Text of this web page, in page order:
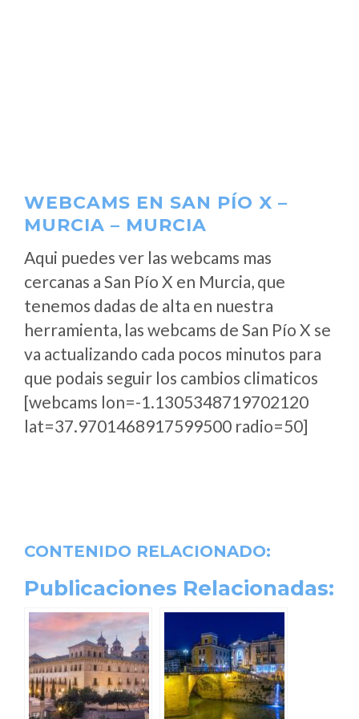
WEBCAMS EN SAN PÍO X –
MURCIA – MURCIA
Aqui puedes ver las webcams mas
cercanas a San Pío X en Murcia, que
tenemos dadas de alta en nuestra
herramienta, las webcams de San Pío X se
va actualizando cada pocos minutos para
que podais seguir los cambios climaticos
[webcams lon=-1.1305348719702120
lat=37.9701468917599500 radio=50]
CONTENIDO RELACIONADO:
Publicaciones Relacionadas: